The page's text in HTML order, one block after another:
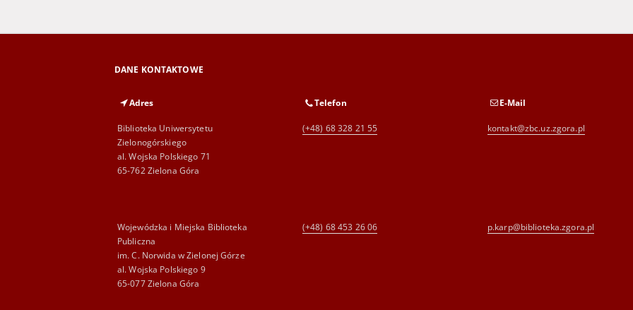
DANE KONTAKTOWE
Adres
Biblioteka Uniwersytetu
Zielonogórskiego
al. Wojska Polskiego 71
65-762 Zielona Góra
Telefon
(+48) 68 328 21 55
E-Mail
kontakt@zbc.uz.zgora.pl
Wojewódzka i Miejska Biblioteka
Publiczna
im. C. Norwida w Zielonej Górze
al. Wojska Polskiego 9
65-077 Zielona Góra
(+48) 68 453 26 06 p.karp@biblioteka.zgora.pl